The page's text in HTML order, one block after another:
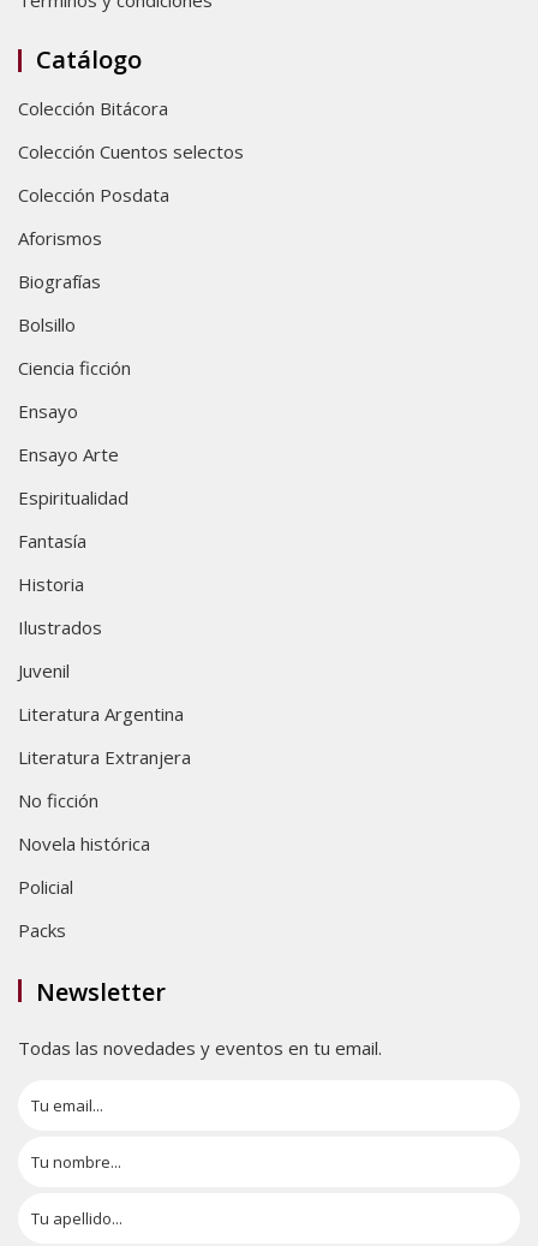
Catálogo
Colección Bitácora
Colección Cuentos selectos
Colección Posdata
Aforismos
Biografías
Bolsillo
Ciencia ficción
Ensayo
Ensayo Arte
Espiritualidad
Fantasía
Historia
Ilustrados
Juvenil
Literatura Argentina
Literatura Extranjera
No ficción
Novela histórica
Policial
Packs
Newsletter
Todas las novedades y eventos en tu email.